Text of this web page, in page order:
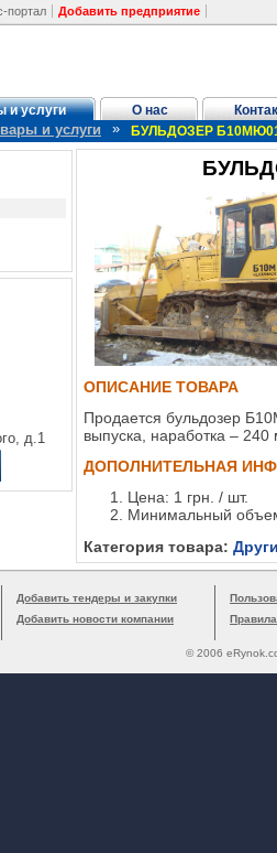
портал Добавить предприятие
и услуги О нас
и услуги » БУЛЬДОЗЕР
д.1
ОПИСАНИЕ ТОВАРА
Продается бульдозер
выпуска, наработка – 240
ДОПОЛНИТЕЛЬНАЯ
Цена: 1 грн. / шт.
Минимальный
Категория товара:
Добавить тендеры и закупки
Добавить новости компании
© 2006